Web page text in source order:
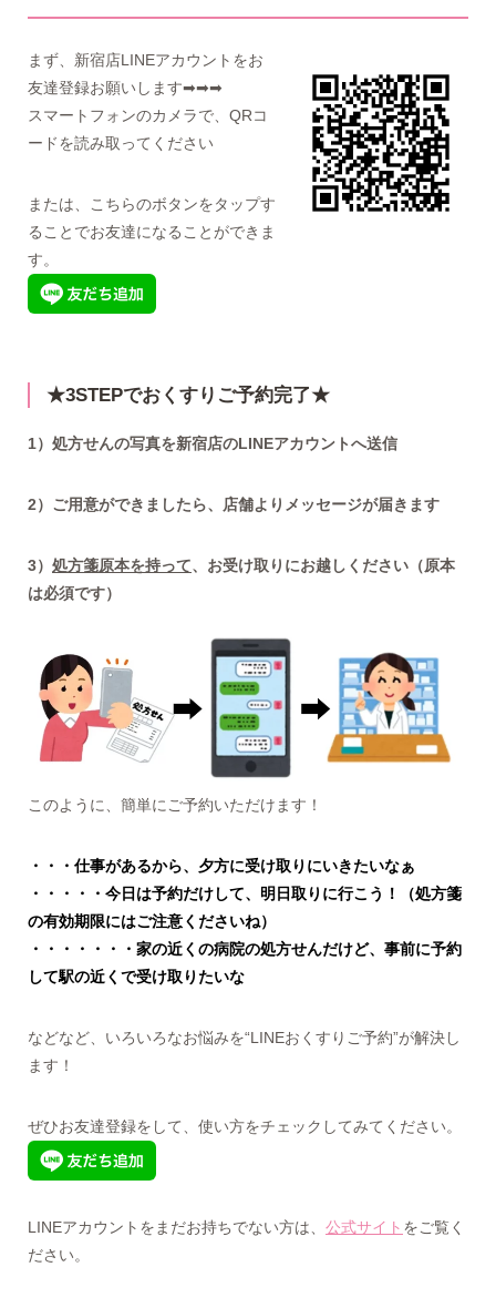
まず、新宿店LINEアカウントをお
友達登録お願いします➡➡➡
スマートフォンのカメラで、QRコ
ードを読み取ってください
または、こちらのボタンをタップす
ることでお友達になることができま
す。
★3STEPでおくすりご予約完了★
1）処方せんの写真を新宿店のLINEアカウントへ送信
2）ご用意ができましたら、店舗よりメッセージが届きます
3） 処方箋原本を持って、お受け取りにお越しください（原本
は必須です）
このように、簡単にご予約いただけます！
・・・仕事があるから、夕方に受け取りにいきたいなぁ
・・・・・今日は予約だけして、明日取りに行こう！（処方箋
の有効期限にはご注意くださいね）
・・・・・・・家の近くの病院の処方せんだけど、事前に予約
して駅の近くで受け取りたいな
などなど、いろいろなお悩みを“LINEおくすりご予約”が解決し
ます！
ぜひお友達登録をして、使い方をチェックしてみてください。
LINEアカウントをまだお持ちでない方は、 公式サイト をご覧く
ださい。